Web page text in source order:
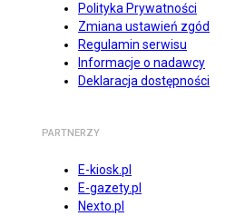
Polityka Prywatności
Zmiana ustawień zgód
Regulamin serwisu
Informacje o nadawcy
Deklaracja dostępności
PARTNERZY
E-kiosk.pl
E-gazety.pl
Nexto.pl